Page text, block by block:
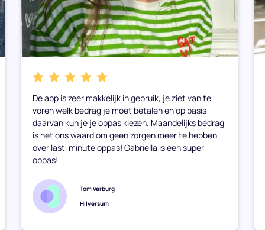
De app is zeer makkelijk in gebruik, je ziet van te
voren welk bedrag je moet betalen en op basis
daarvan kun je je oppas kiezen. Maandelijks bedrag
is het ons waard om geen zorgen meer te hebben
over last-minute oppas! Gabriella is een super
oppas!
Tom Verburg
Hilversum